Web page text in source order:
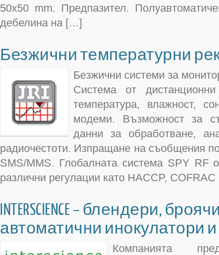
50х50 mm. Предпазител.
дебелина на […]
Безжични температурни
Безжични системи за
Система от
температура, влажност,
модеми. Възможност за
данни за обработване,
радиочестоти. Изпращане на съобщения
SMS/MMS. Глобалната система SPY RF
различни регулации като HACCP,
INTERSCIENCE – блендери,
автоматични инокулатори
Компанията